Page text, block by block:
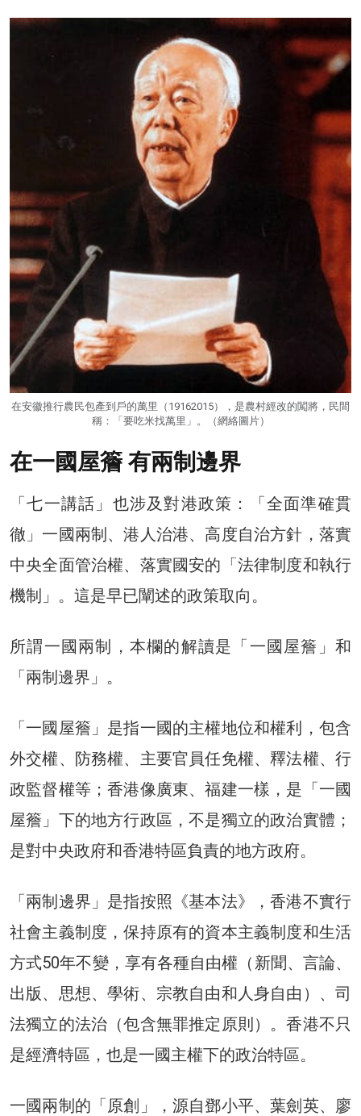
在安徽推行農民包產到戶的萬里（19162015），是農村經改的闖將，民間
稱：「要吃米找萬里」。（網絡圖片）
在一國屋簷 有兩制邊界
「七一講話」也涉及對港政策：「全面準確貫
徹」一國兩制、港人治港、高度自治方針，落實
中央全面管治權、落實國安的「法律制度和執行
機制」。這是早已闡述的政策取向。
所謂一國兩制，本欄的解讀是「一國屋簷」和
「兩制邊界」。
「一國屋簷」是指一國的主權地位和權利，包含
外交權、防務權、主要官員任免權、釋法權、行
政監督權等；香港像廣東、福建一樣，是「一國
屋簷」下的地方行政區，不是獨立的政治實體；
是對中央政府和香港特區負責的地方政府。
「兩制邊界」是指按照《基本法》，香港不實行
社會主義制度，保持原有的資本主義制度和生活
方式50年不變，享有各種自由權（新聞、言論、
出版、思想、學術、宗教自由和人身自由）、司
法獨立的法治（包含無罪推定原則）。香港不只
是經濟特區，也是一國主權下的政治特區。
一國兩制的「原創」，源自鄧小平、葉劍英、廖